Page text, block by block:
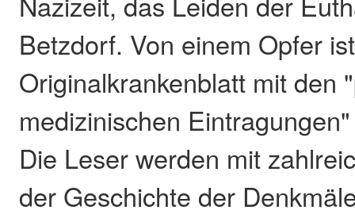
Betzdorf. Von einem Opfer
Originalkrankenblatt mit den
medizinischen
Die Leser werden mit
der Geschichte der